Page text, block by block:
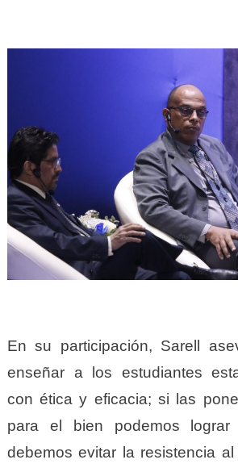
En su participación, Sarell
enseñar a los estudiantes
con ética y eficacia; si las
para el bien podemos lograr
debemos evitar la resistencia